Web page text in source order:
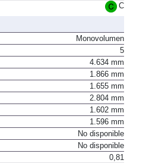
C
Monovolumen
5
4.634 mm
1.866 mm
1.655 mm
2.804 mm
1.602 mm
1.596 mm
No disponible
No disponible
0,81